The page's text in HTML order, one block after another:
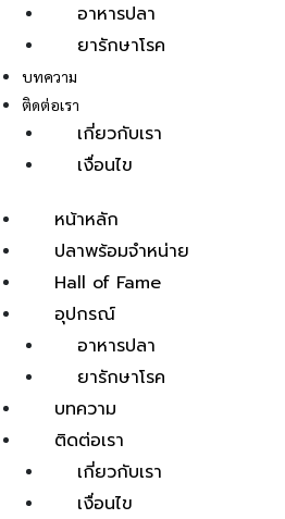
อาหารปลา
ยารักษาโรค
บทความ
ติดต่อเรา
เกี่ยวกับเรา
เงื่อนไข
หน้าหลัก
ปลาพร้อมจำหน่าย
Hall of Fame
อุปกรณ์
อาหารปลา
ยารักษาโรค
บทความ
ติดต่อเรา
เกี่ยวกับเรา
เงื่อนไข